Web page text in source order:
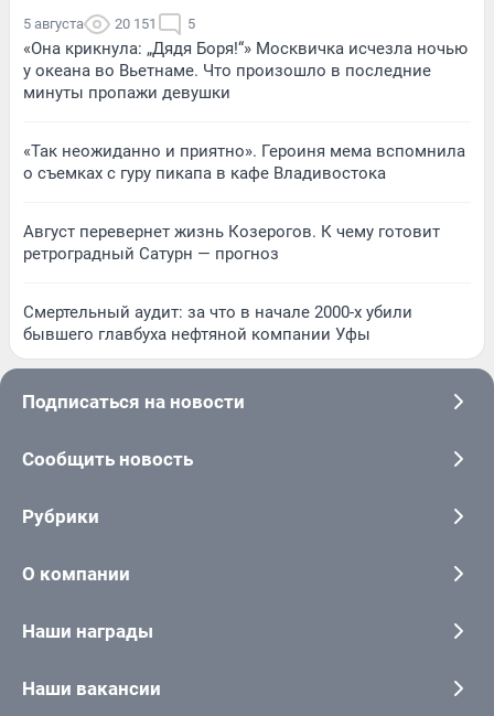
5 августа 20 151 5
«Она крикнула: „Дядя Боря!“» Москвичка исчезла ночью
у океана во Вьетнаме. Что произошло в последние
минуты пропажи девушки
«Так неожиданно и приятно». Героиня мема вспомнила
о съемках с гуру пикапа в кафе Владивостока
Август перевернет жизнь Козерогов. К чему готовит
ретроградный Сатурн — прогноз
Смертельный аудит: за что в начале 2000-х убили
бывшего главбуха нефтяной компании Уфы
Подписаться на новости
Сообщить новость
Рубрики
О компании
Наши награды
Наши вакансии